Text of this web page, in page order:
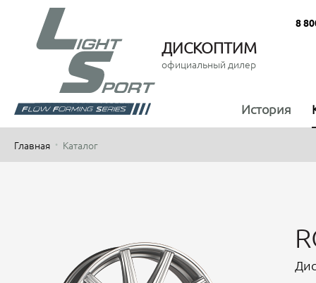
ДИСКОПТИМ
официальный дилер
8
История
Главная Каталог